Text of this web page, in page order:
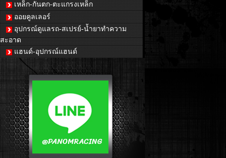
เหล็ก-กันตก-ตะแกรงเหล็ก
ออยคูลเลอร์
อุปกรณ์ดูแลรถ-สเปรย์-น้ำยาทำความ
สะอาด
แฮนด์-อุปกรณ์แฮนด์